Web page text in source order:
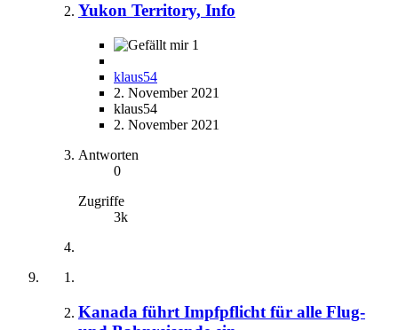
Yukon Territory, Info
1
klaus54
2. November 2021
klaus54
2. November 2021
Antworten
0
Zugriffe
3k
Kanada führt Impfpflicht für alle Flug-